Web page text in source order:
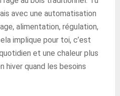
avec une automatisation
alimentation, régulation,
implique pour toi, c’est
et une chaleur plus
hiver quand les besoins